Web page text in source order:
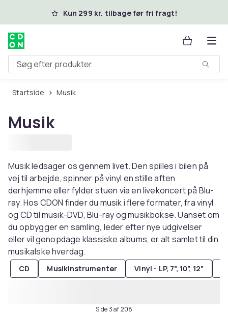
Spring til hovedindhold
Kun 299 kr. tilbage før fri fragt!
Søg efter produkter
Startside Musik
Musik
Musik ledsager os gennem livet. Den spilles i bilen på
vej til arbejde, spinner på vinyl en stille aften
derhjemme eller fylder stuen via en livekoncert på Blu-
ray. Hos CDON finder du musik i flere formater, fra vinyl
og CD til musik-DVD, Blu-ray og musikbokse. Uanset om
du opbygger en samling, leder efter nye udgivelser
eller vil genopdage klassiske albums, er alt samlet til din
musikalske hverdag.
CD Musikinstrumenter Vinyl - LP, 7", 10", 12"
Side 3 af 208